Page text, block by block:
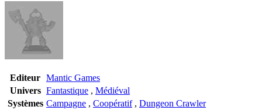
Editeur Mantic Games
Univers Fantastique , Médiéval
Systèmes Campagne , Coopératif, Dungeon Crawler